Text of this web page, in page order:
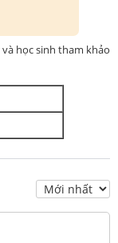
học sinh tham khảo